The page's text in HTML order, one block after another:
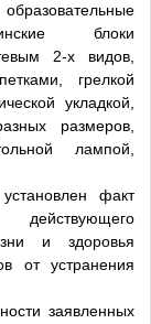
блоки
2-х видов,
грелкой
укладкой,
размеров,
лампой,
факт
и здоровья
от устранения
заявленных